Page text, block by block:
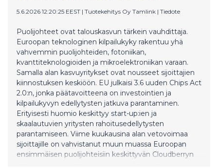
5.6.2026 12:20:25 EEST | Tuotekehitys Oy Tamlink | Tiedote
Puolijohteet ovat talouskasvun tärkein vauhdittaja.
Euroopan teknologinen kilpailukyky rakentuu yhä
vahvemmin puolijohteiden, fotoniikan,
kvanttiteknologioiden ja mikroelektroniikan varaan.
Samalla alan kasvuyritykset ovat nousseet sijoittajien
kiinnostuksen keskiöön. EU julkaisi 3.6 uuden Chips Act
2.0:n, jonka päätavoitteena on investointien ja
kilpailukyvyn edellytysten jatkuva parantaminen.
Erityisesti huomio keskittyy start-up:ien ja
skaalautuvien yritysten rahoitusedellytysten
parantamiseen. Viime kuukausina alan vetovoimaa
sijoittajille on vahvistanut muun muassa Euroopan
ensimmäisen puolijohteisiin keskittyvän Cloudberryn